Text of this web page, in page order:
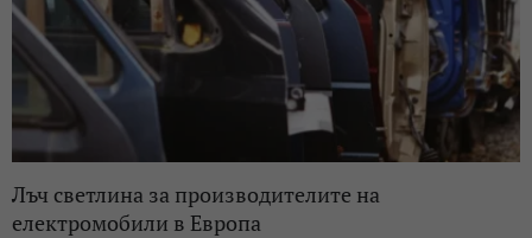
Лъч светлина за производителите на
електромобили в Европа